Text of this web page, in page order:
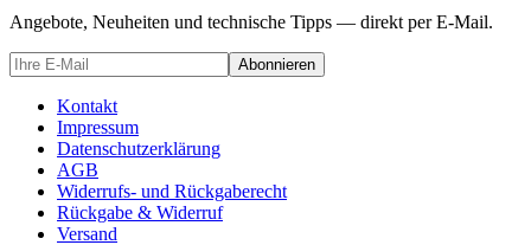
Angebote, Neuheiten und technische Tipps — direkt per E-Mail.
Abonnieren
Kontakt
Impressum
Datenschutzerklärung
AGB
Widerrufs- und Rückgaberecht
Rückgabe & Widerruf
Versand